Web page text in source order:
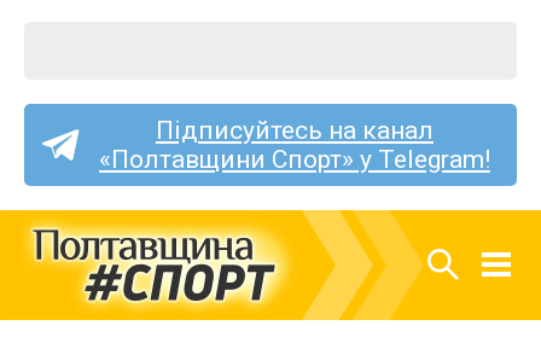
Підписуйтесь на канал
«Полтавщини Спорт» у Telegram!